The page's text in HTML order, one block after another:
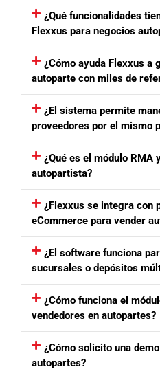
¿Qué funcionalidades
Flexxus para negocios
¿Cómo ayuda Flexxus a
autoparte con miles de
¿El sistema permite
proveedores por el mismo
¿Qué es el módulo RMA
autopartista?
¿Flexxus se integra con
eCommerce para vender
¿El software funciona
sucursales o depósitos
¿Cómo funciona el
vendedores en autopartes?
¿Cómo solicito una
autopartes?